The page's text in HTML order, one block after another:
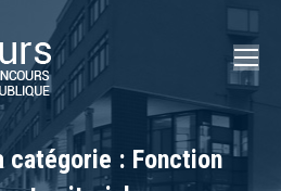
catégorie : Fonction